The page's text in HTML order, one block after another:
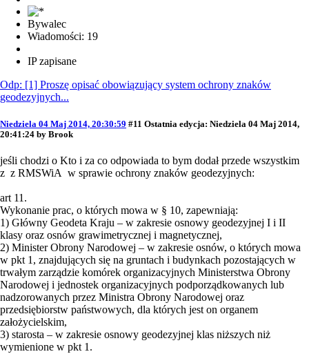
Bywalec
Wiadomości: 19
IP zapisane
Odp: [1] Proszę opisać obowiązujący system ochrony znaków
geodezyjnych...
Niedziela 04 Maj 2014, 20:30:59 #11 Ostatnia edycja: Niedziela 04 Maj 2014,
20:41:24 by Brook
jeśli chodzi o Kto i za co odpowiada to bym dodał przede wszystkim
z z RMSWiA w sprawie ochrony znaków geodezyjnych:
art 11.
Wykonanie prac, o których mowa w § 10, zapewniają:
1) Główny Geodeta Kraju – w zakresie osnowy geodezyjnej I i II
klasy oraz osnów grawimetrycznej i magnetycznej,
2) Minister Obrony Narodowej – w zakresie osnów, o których mowa
w pkt 1, znajdujących się na gruntach i budynkach pozostających w
trwałym zarządzie komórek organizacyjnych Ministerstwa Obrony
Narodowej i jednostek organizacyjnych podporządkowanych lub
nadzorowanych przez Ministra Obrony Narodowej oraz
przedsiębiorstw państwowych, dla których jest on organem
założycielskim,
3) starosta – w zakresie osnowy geodezyjnej klas niższych niż
wymienione w pkt 1.